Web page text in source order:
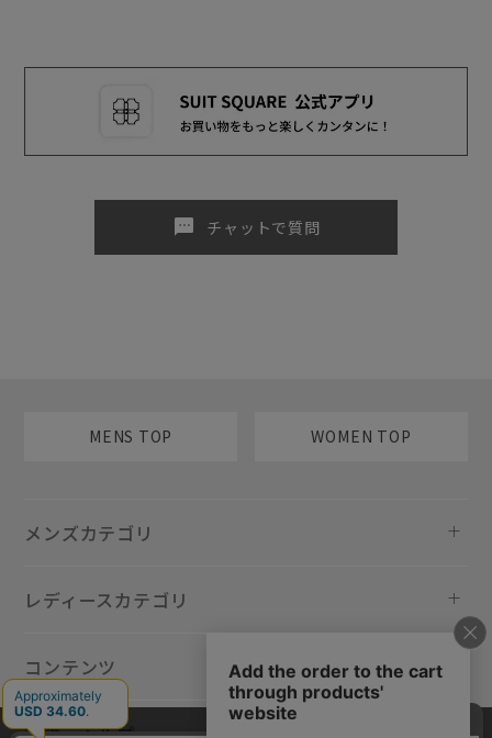
sms チャットで質問
MENS TOP WOMEN TOP
メンズカテゴリ
レディースカテゴリ
コンテンツ